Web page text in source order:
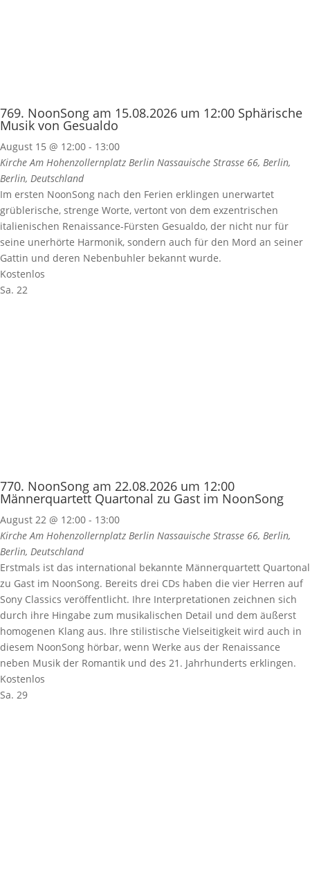
769. NoonSong am 15.08.2026 um 12:00 Sphärische
Musik von Gesualdo
August 15 @ 12:00 - 13:00
Kirche Am Hohenzollernplatz Berlin Nassauische Strasse 66, Berlin,
Berlin, Deutschland
Im ersten NoonSong nach den Ferien erklingen unerwartet
grüblerische, strenge Worte, vertont von dem exzentrischen
italienischen Renaissance-Fürsten Gesualdo, der nicht nur für
seine unerhörte Harmonik, sondern auch für den Mord an seiner
Gattin und deren Nebenbuhler bekannt wurde.
Kostenlos
Sa. 22
770. NoonSong am 22.08.2026 um 12:00
Männerquartett Quartonal zu Gast im NoonSong
August 22 @ 12:00 - 13:00
Kirche Am Hohenzollernplatz Berlin Nassauische Strasse 66, Berlin,
Berlin, Deutschland
Erstmals ist das international bekannte Männerquartett Quartonal
zu Gast im NoonSong. Bereits drei CDs haben die vier Herren auf
Sony Classics veröffentlicht. Ihre Interpretationen zeichnen sich
durch ihre Hingabe zum musikalischen Detail und dem äußerst
homogenen Klang aus. Ihre stilistische Vielseitigkeit wird auch in
diesem NoonSong hörbar, wenn Werke aus der Renaissance
neben Musik der Romantik und des 21. Jahrhunderts erklingen.
Kostenlos
Sa. 29